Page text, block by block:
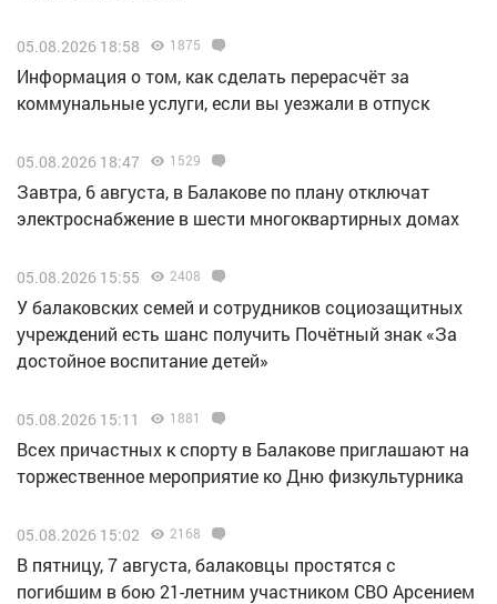
05.08.2026 18:58 1875
Информация о том, как сделать перерасчёт за
коммунальные услуги, если вы уезжали в отпуск
05.08.2026 18:47 1529
Завтра, 6 августа, в Балакове по плану отключат
электроснабжение в шести многоквартирных домах
05.08.2026 15:55 2408
У балаковских семей и сотрудников социозащитных
учреждений есть шанс получить Почётный знак «За
достойное воспитание детей»
05.08.2026 15:11 1881
Всех причастных к спорту в Балакове приглашают на
торжественное мероприятие ко Дню физкультурника
05.08.2026 15:02 2168
В пятницу, 7 августа, балаковцы простятся с
погибшим в бою 21-летним участником СВО Арсением